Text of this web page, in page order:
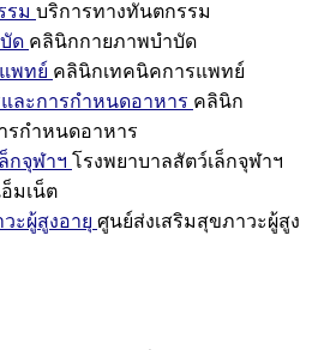
รม บริการทางทันตกรรม
ด คลินิกกายภาพบำบัด
พทย์ คลินิกเทคนิคการแพทย์
ละการกำหนดอาหาร คลินิก
รกำหนดอาหาร
กจุฬาฯ โรงพยาบาลสัตว์เล็กจุฬาฯ
มเน็ต
ะผู้สูงอายุ ศูนย์ส่งเสริมสุขภาวะผู้สูง